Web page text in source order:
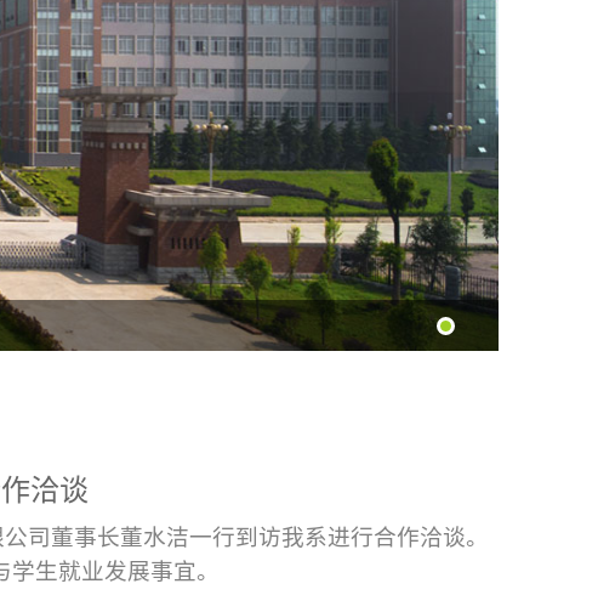
洽谈
司董事长董水洁一行到访我系进行合作洽谈。
生就业发展事宜。